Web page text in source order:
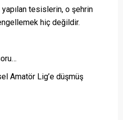
tesislerin, o şehrin
hiç değildir.
Amatör Lig’e düşmüş